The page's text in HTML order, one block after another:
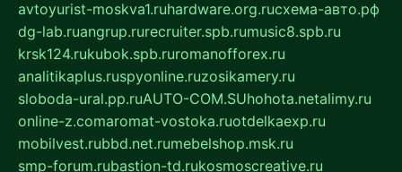
avtoyurist-moskva1.ruhardware.org.ruсхема-авто.рф
dg-lab.ruangrup.rurecruiter.spb.rumusic8.spb.ru
krsk124.rukubok.spb.ruromanofforex.ru
analitikaplus.ruspyonline.ruzosikamery.ru
sloboda-ural.pp.ruAUTO-COM.SUhohota.netalimy.ru
online-z.comaromat-vostoka.ruotdelkaexp.ru
mobilvest.rubbd.net.rumebelshop.msk.ru
smp-forum.rubastion-td.rukosmoscreative.ru